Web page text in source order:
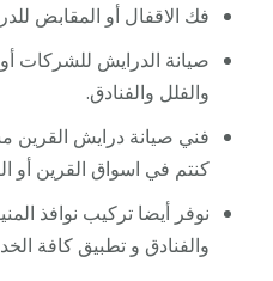
فك الاقفال أو المقابض
صيانة الدرايش للشركات أو
والفلل والفنادق.
فني صيانة درايش القرين
كنتم في اسواق القرين أو
نوفر أيضا تركيب نوافذ
والفنادق و تطبيق كافة